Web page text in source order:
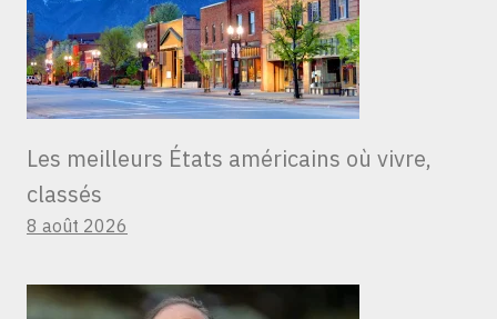
Les meilleurs États américains où vivre,
classés
8 août 2026